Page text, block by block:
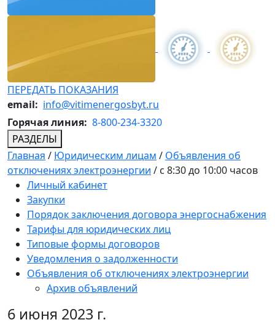
ПЕРЕДАТЬ ПОКАЗАНИЯ
email: info@vitimenergosbyt.ru
Горячая линия: 8-800-234-3320
РАЗДЕЛЫ
Главная / Юридическим лицам / Объявления об
отключениях электроэнергии / с 8:30 до 10:00 часов
Личный кабинет
Закупки
Порядок заключения договора энергоснабжения
Тарифы для юридических лиц
Типовые формы договоров
Уведомления о задолженности
Объявления об отключениях электроэнергии
Архив объявлений
6 июня 2023 г.